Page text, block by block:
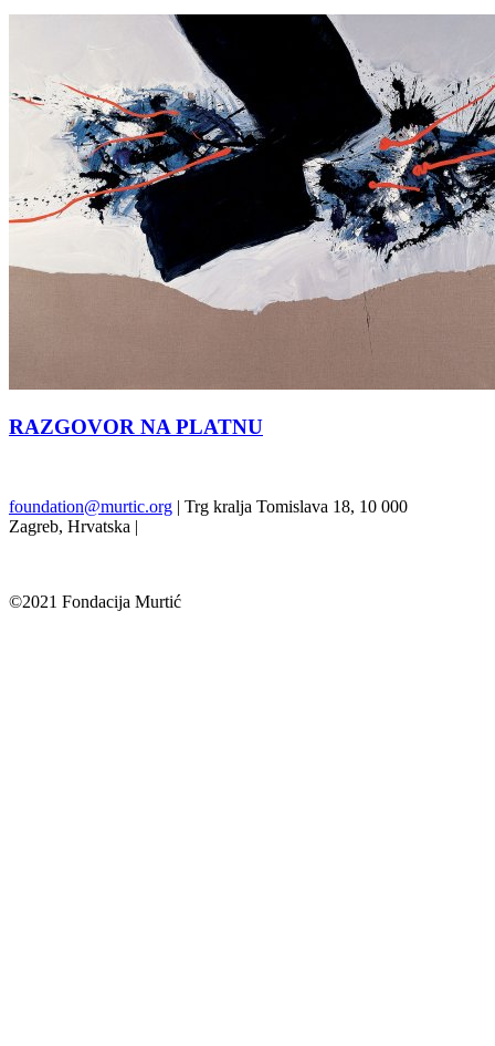
RAZGOVOR NA PLATNU
foundation@murtic.org | Trg kralja Tomislava 18, 10 000
Zagreb, Hrvatska |
©2021 Fondacija Murtić